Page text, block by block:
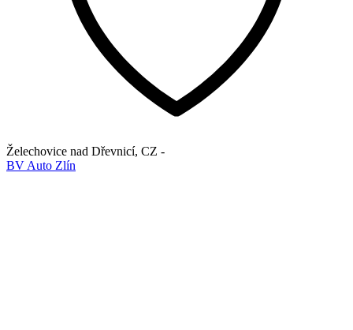
Želechovice nad Dřevnicí, CZ -
BV Auto Zlín